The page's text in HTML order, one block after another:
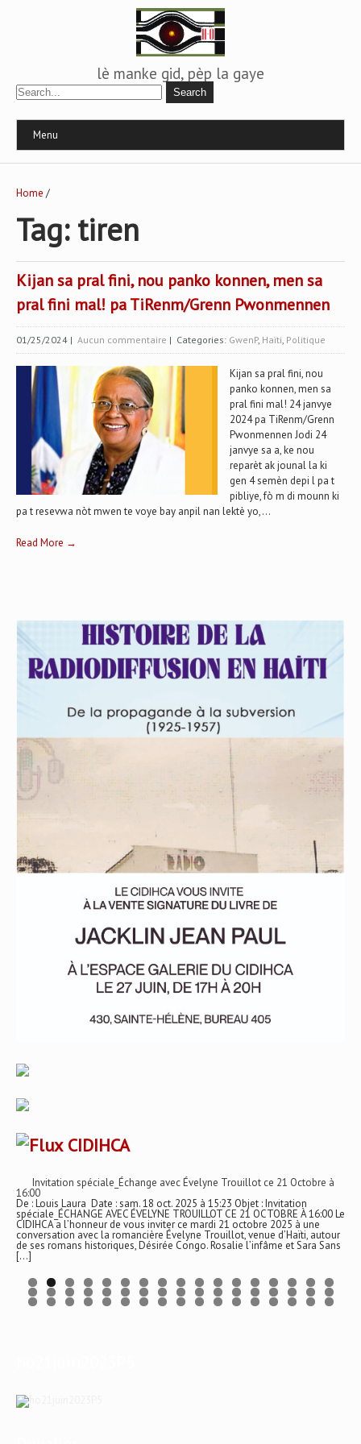
lè manke gid, pèp la gaye
Menu
Home /
Tag: tiren
Kijan sa pral fini, nou panko konnen, men sa
pral fini mal! pa TiRenm/Grenn Pwonmennen
01/25/2024 | Aucun commentaire | Categories: GwenP, Haïti, Politique
Kijan sa pral fini, nou
panko konnen, men sa
pral fini mal! 24 janvye
2024 pa TiRenm/Grenn
Pwonmennen Jodi 24
janvye sa a, ke nou
reparèt ak jounal la ki
gen 4 semèn depi l pa t
pibliye, fò m di mounn ki
pa t resevwa nòt mwen te voye bay anpil nan lektè yo,...
Read More →
CIDIHCA
Invitation spéciale_Échange avec Évelyne Trouillot ce 21 Octobre à
16:00
De : Louis Laura Date : sam. 18 oct. 2025 à 15:23 Objet : Invitation
spéciale_ÉCHANGE AVEC ÉVELYNE TROUILLOT CE 21 OCTOBRE À 16:00 Le
CIDIHCA a l’honneur de vous inviter ce mardi 21 octobre 2025 à une
conversation avec la romancière Évelyne Trouillot, venue d’Haïti, autour
de ses romans historiques, Désirée Congo. Rosalie l’infâme et Sara Sans
[…]